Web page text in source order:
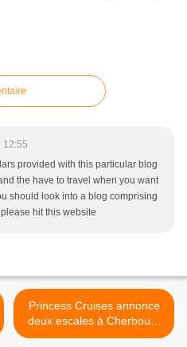
12:55
provided with this particular blog
the have to travel when you want
should look into a blog comprising
hit this website
Princess Cruises annonce
deux escales à Cherbourg
en 2018 >